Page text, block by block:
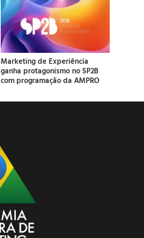
Marketing de Experiência
ganha protagonismo no SP2B
com programação da AMPRO